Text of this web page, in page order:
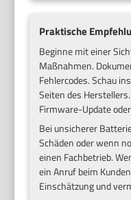
Praktische
Beginne mit einer
Maßnahmen.
Fehlercodes. Schau
Seiten des
Firmware-Update
Bei unsicherer
Schäden oder wenn
einen Fachbetrieb.
ein Anruf beim
Einschätzung und